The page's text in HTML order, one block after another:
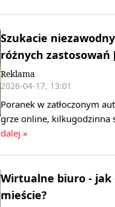
Szukacie
różnych
Reklama
2026-04-17, 13:01
Poranek w zatłoczonym
grze online, kilkugodzinna
dalej »
Wirtualne biuro - jak
mieście?